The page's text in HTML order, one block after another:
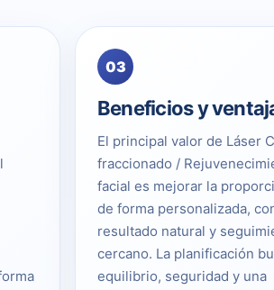
03
Beneficios y
El principal valor de Láser
fraccionado /
facial es mejorar la
de forma personalizada,
resultado natural y
cercano. La planificación
equilibrio, seguridad y una